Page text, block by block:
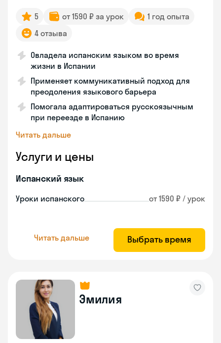
5 от 1590 ₽ за урок
1 год опыта
4 отзыва
Овладела испанским языком во время
жизни в Испании
Применяет коммуникативный подход для
преодоления языкового барьера
Помогала адаптироваться русскоязычным
при переезде в Испанию
Читать дальше
Услуги и цены
Испанский язык
Уроки испанского от 1590 ₽ / урок
Читать дальше Выбрать время
Эмилия